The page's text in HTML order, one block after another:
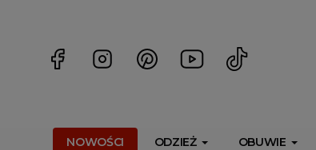
NOWOŚCI ODZIEŻ OBUWIE